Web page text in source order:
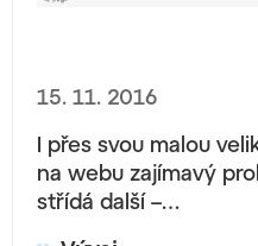
15. 11. 2016
I přes svou malou
na webu zajímavý
střídá další –…